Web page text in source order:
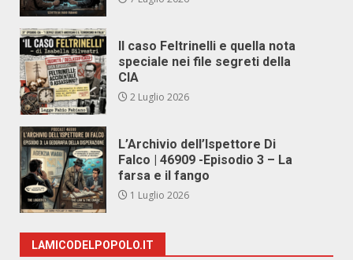
Il caso Feltrinelli e quella nota
speciale nei file segreti della
CIA
2 Luglio 2026
L’Archivio dell’Ispettore Di
Falco | 46909 -Episodio 3 – La
farsa e il fango
1 Luglio 2026
LAMICODELPOPOLO.IT